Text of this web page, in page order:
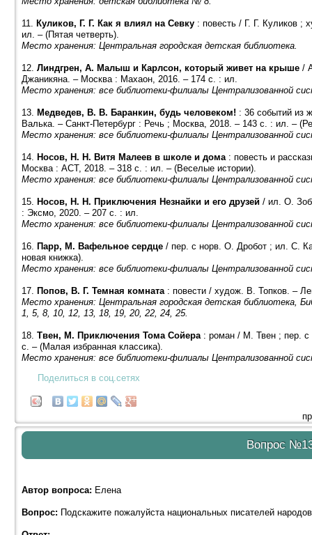
11. Куликов, Г. Г. Как я влиял на Севку : повесть / Г. Г. Куликов ;
ил. – (Пятая четверть).
Место хранения: Центральная городская детская библиотека.
12.Линдгрен, А. Малыш и Карлсон, который живет на крыше /
Джаникяна. – Москва : Махаон, 2016. – 174 с. : ил.
Место хранения: все библиотеки-филиалы Централизованной
13. Медведев, В. В. Баранкин, будь человеком! : 36 событий из
Валька. – Санкт-Петербург : Речь ; Москва, 2018. – 143 с. : ил. –
Место хранения: все библиотеки-филиалы Централизованной
14. Носов, Н. Н. Витя Малеев в школе и дома: повесть и
Москва : АСТ, 2018. – 318 с. : ил. – (Веселые истории).
Место хранения: все библиотеки-филиалы Централизованной
15. Носов, Н. Н. Приключения Незнайки и его друзей / ил. О.
: Эксмо, 2020. – 207 с. : ил.
Место хранения: все библиотеки-филиалы Централизованной
16. Парр, М. Вафельное сердце / пер. с норв. О. Дробот ; ил. С.
новая книжка).
Место хранения: все библиотеки-филиалы Централизованной
17. Попов, В. Г. Темная комната: повести / худож. В. Топков. –
Место хранения: Центральная городская детская библиотека,
1, 5, 8, 10, 12, 13, 18, 19, 20, 22, 24, 25.
18.Твен, М. Приключения Тома Сойера: роман / М. Твен ; пер. с
с. – (Малая избранная классика).
Место хранения: все библиотеки-филиалы Централизованной
Поделиться в соц.сетях
Вопрос
Автор вопроса: Елена
Вопрос: Подскажите пожалуйста национальных писателей